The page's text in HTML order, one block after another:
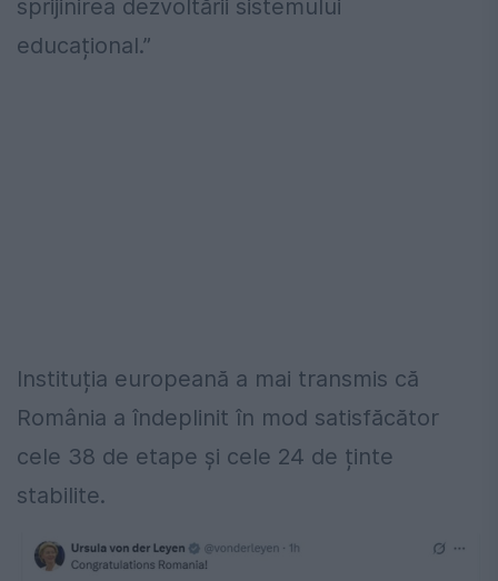
sprijinirea dezvoltării sistemului
educațional.”
Instituția europeană a mai transmis că
România a îndeplinit în mod satisfăcător
cele 38 de etape și cele 24 de ținte
stabilite.